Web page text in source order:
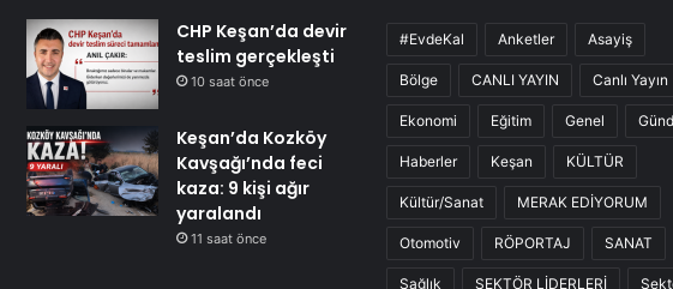
CHP Keşan’da devir
teslim gerçekleşti
10 saat önce
Keşan’da Kozköy
Kavşağı’nda feci
kaza: 9 kişi ağır
yaralandı
11 saat önce
#EvdeKal Anketler Asayiş
Bölge CANLI YAYIN Canlı Yayın
Ekonomi Eğitim Genel
Haberler Keşan KÜLTÜR
Kültür/Sanat MERAK EDİYORUM
Otomotiv RÖPORTAJ SANAT
Sağlık SEKTÖR LİDERLERİ